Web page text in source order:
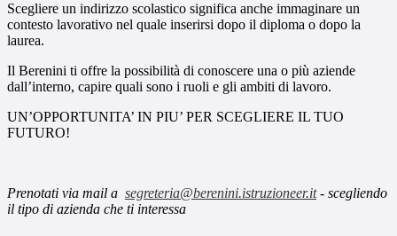
Scegliere un indirizzo scolastico significa anche immaginare un
contesto lavorativo nel quale inserirsi dopo il diploma o dopo la
laurea.
Il Berenini ti offre la possibilità di conoscere una o più aziende
dall’interno, capire quali sono i ruoli e gli ambiti di lavoro.
UN’OPPORTUNITA’ IN PIU’ PER SCEGLIERE IL TUO
FUTURO!
Prenotati via mail a segreteria@berenini.istruzioneer.it- scegliendo
il tipo di azienda che ti interessa